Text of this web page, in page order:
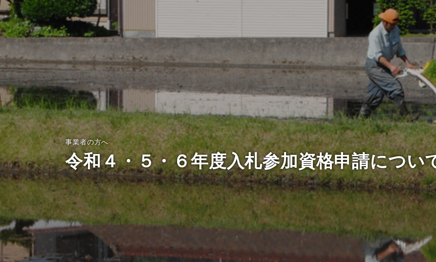
事業者の方へ
令和４・５・６年度入札参加資格申請につい